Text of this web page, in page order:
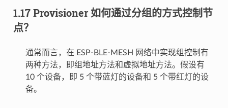
1.17 Provisioner 如何通过分组的方式控制节
点？
通常而言，在 ESP-BLE-MESH 网络中实现组控制有
两种方法，即组地址方法和虚拟地址方法。假设有
10 个设备，即 5 个带蓝灯的设备和 5 个带红灯的设
备。